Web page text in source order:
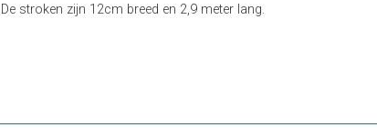
De stroken zijn 12cm breed en 2,9 meter lang.